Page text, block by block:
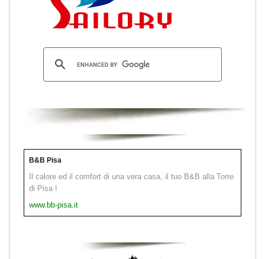
B&B Pisa
Il calore ed il comfort di una vera casa, il tuo B&B alla Torre
di Pisa !
www.bb-pisa.it